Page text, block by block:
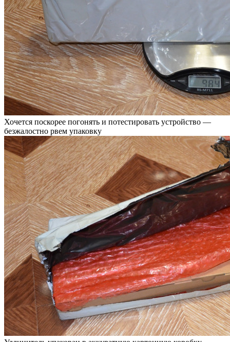
Хочется поскорее погонять и потестировать устройство —
безжалостно рвем упаковку